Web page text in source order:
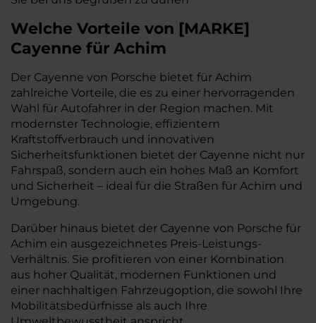
Welche Vorteile von [MARKE]
Cayenne für Achim
Der Cayenne von Porsche bietet für Achim
zahlreiche Vorteile, die es zu einer hervorragenden
Wahl für Autofahrer in der Region machen. Mit
modernster Technologie, effizientem
Kraftstoffverbrauch und innovativen
Sicherheitsfunktionen bietet der Cayenne nicht nur
Fahrspaß, sondern auch ein hohes Maß an Komfort
und Sicherheit – ideal für die Straßen für Achim und
Umgebung.
Darüber hinaus bietet der Cayenne von Porsche für
Achim ein ausgezeichnetes Preis-Leistungs-
Verhältnis. Sie profitieren von einer Kombination
aus hoher Qualität, modernen Funktionen und
einer nachhaltigen Fahrzeugoption, die sowohl Ihre
Mobilitätsbedürfnisse als auch Ihre